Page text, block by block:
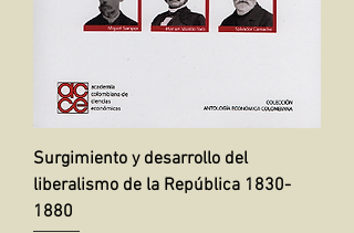
Surgimiento y desarrollo del
liberalismo de la República 1830-
1880